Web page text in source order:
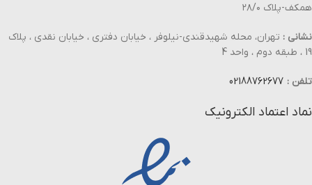
همکف-پلاک ۲۸/۰
نشانی : تهران، محله شهیدقندی-نیلوفر ، خیابان دفتری ، خیابان نقدی ، پلاک
19 ، طبقه دوم ، واحد 4
تلفن : 02188762677
نماد اعتماد الکترونیک